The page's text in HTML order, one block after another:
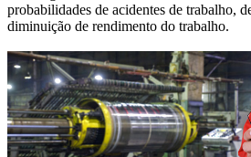
probabilidades de acidentes de trabalho,
diminuição de rendimento do trabalho.